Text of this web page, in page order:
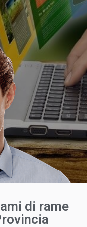
di rame